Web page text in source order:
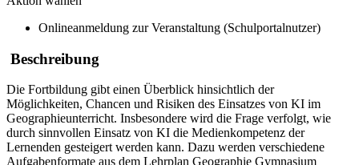
Onlineanmeldung zur Veranstaltung (Schulportalnutzer)
Beschreibung
Die Fortbildung gibt einen Überblick hinsichtlich der
Möglichkeiten, Chancen und Risiken des Einsatzes von KI im
Geographieunterricht. Insbesondere wird die Frage verfolgt, wie
durch sinnvollen Einsatz von KI die Medienkompetenz der
Lernenden gesteigert werden kann. Dazu werden verschiedene
Aufgabenformate aus dem Lehrplan Geographie Gymnasium